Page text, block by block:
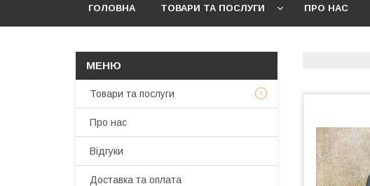
ГОЛОВНА ТОВАРИ ТА ПОСЛУГИ ПРО НАС
Товари та послуги
Про нас
Відгуки
Доставка та оплата